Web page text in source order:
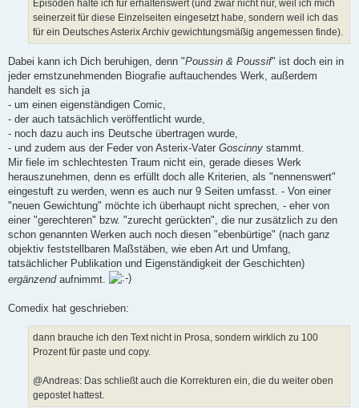
Episoden halte ich für erhaltenswert (und zwar nicht nur, weil ich mich
seinerzeit für diese Einzelseiten eingesetzt habe, sondern weil ich das
für ein Deutsches Asterix Archiv gewichtungsmäßig angemessen finde).
Dabei kann ich Dich beruhigen, denn "Poussin & Poussif" ist doch ein in
jeder ernstzunehmenden Biografie auftauchendes Werk, außerdem
handelt es sich ja
- um einen eigenständigen Comic,
- der auch tatsächlich veröffentlicht wurde,
- noch dazu auch ins Deutsche übertragen wurde,
- und zudem aus der Feder von Asterix-Vater Goscinny stammt.
Mir fiele im schlechtesten Traum nicht ein, gerade dieses Werk
herauszunehmen, denn es erfüllt doch alle Kriterien, als "nennenswert"
eingestuft zu werden, wenn es auch nur 9 Seiten umfasst. - Von einer
"neuen Gewichtung" möchte ich überhaupt nicht sprechen, - eher von
einer "gerechteren" bzw. "zurecht gerückten", die nur zusätzlich zu den
schon genannten Werken auch noch diesen "ebenbürtige" (nach ganz
objektiv feststellbaren Maßstäben, wie eben Art und Umfang,
tatsächlicher Publikation und Eigenständigkeit der Geschichten)
ergänzendaufnimmt.
Comedix hat geschrieben:
dann brauche ich den Text nicht in Prosa, sondern wirklich zu 100
Prozent für paste und copy.
@Andreas: Das schließt auch die Korrekturen ein, die du weiter oben
gepostet hattest.